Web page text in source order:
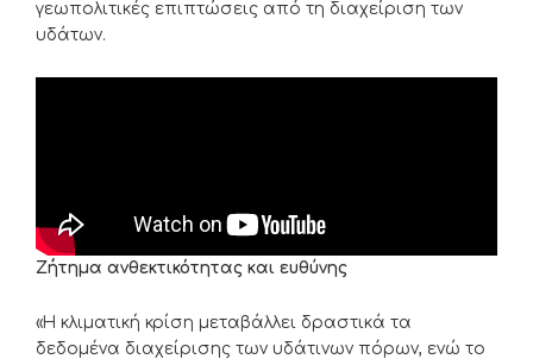
γεωπολιτικές επιπτώσεις από τη διαχείριση των
υδάτων.
Ζήτημα ανθεκτικότητας και ευθύνης
«Η κλιματική κρίση μεταβάλλει δραστικά τα
δεδομένα διαχείρισης των υδάτινων πόρων, ενώ το